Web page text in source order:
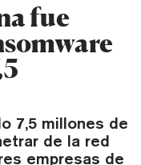
fue
7,5 millones de
de la red
empresas de